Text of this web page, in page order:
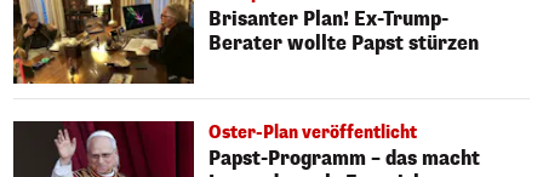
Brisanter Plan! Ex-Trump-
Berater wollte Papst stürzen
Oster-Plan veröffentlicht
Papst-Programm – das macht